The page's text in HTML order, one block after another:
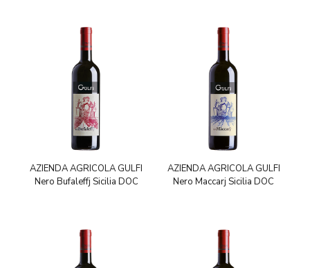
AZIENDA AGRICOLA GULFI
Nero Bufaleffj Sicilia DOC
AZIENDA AGRICOLA GULFI
Nero Maccarj Sicilia DOC